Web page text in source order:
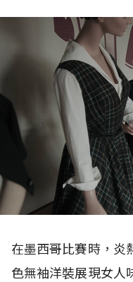
在墨西哥比賽時，炎
色無袖洋裝展現女人